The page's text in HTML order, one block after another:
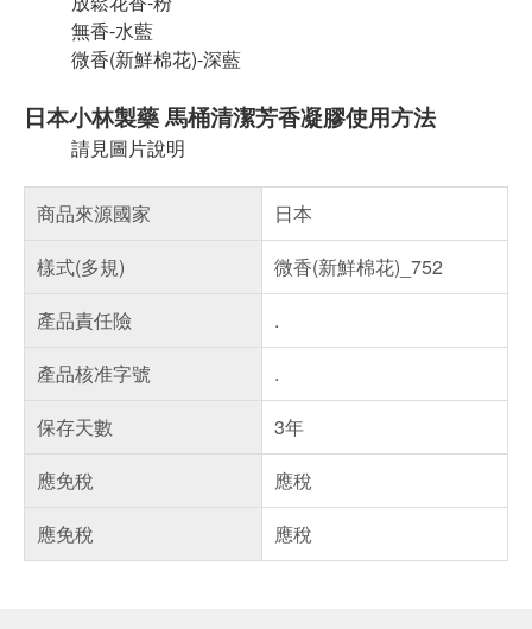
無香-水藍
微香(新鮮棉花)-深藍
日本小林製藥 馬桶清潔芳香凝膠使用方法
請見圖片說明
商品來源國家
日本
樣式(多規)
微香(新鮮棉花)_752
產品責任險
.
產品核准字號
.
保存天數
3年
應免稅
應稅
應免稅
應稅